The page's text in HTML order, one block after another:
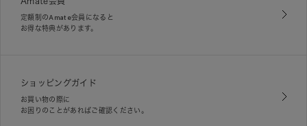
定額制のAmate会員になると
お得な特典があります。
ショッピングガイド
お買い物の際に
お困りのことがあればご確認ください。